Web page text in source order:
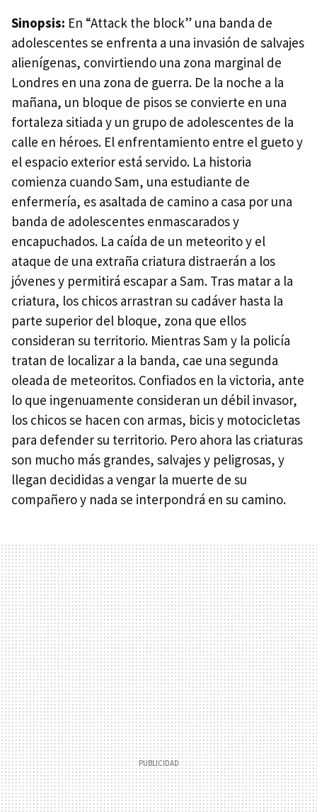
Sinopsis: En “Attack the block” una banda de
adolescentes se enfrenta a una invasión de salvajes
alienígenas, convirtiendo una zona marginal de
Londres en una zona de guerra. De la noche a la
mañana, un bloque de pisos se convierte en una
fortaleza sitiada y un grupo de adolescentes de la
calle en héroes. El enfrentamiento entre el gueto y
el espacio exterior está servido. La historia
comienza cuando Sam, una estudiante de
enfermería, es asaltada de camino a casa por una
banda de adolescentes enmascarados y
encapuchados. La caída de un meteorito y el
ataque de una extraña criatura distraerán a los
jóvenes y permitirá escapar a Sam. Tras matar a la
criatura, los chicos arrastran su cadáver hasta la
parte superior del bloque, zona que ellos
consideran su territorio. Mientras Sam y la policía
tratan de localizar a la banda, cae una segunda
oleada de meteoritos. Confiados en la victoria, ante
lo que ingenuamente consideran un débil invasor,
los chicos se hacen con armas, bicis y motocicletas
para defender su territorio. Pero ahora las criaturas
son mucho más grandes, salvajes y peligrosas, y
llegan decididas a vengar la muerte de su
compañero y nada se interpondrá en su camino.